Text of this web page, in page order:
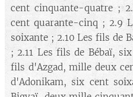
cent cinquante-quatre ;
cent quarante-cinq ; 2.9
soixante ; 2.10 Les fils de
; 2.11 Les fils de Bébaï,
fils d'Azgad, mille deux
d'Adonikam, six cent